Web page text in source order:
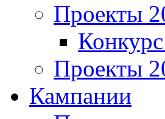
Проекты
Проекты
Кампании